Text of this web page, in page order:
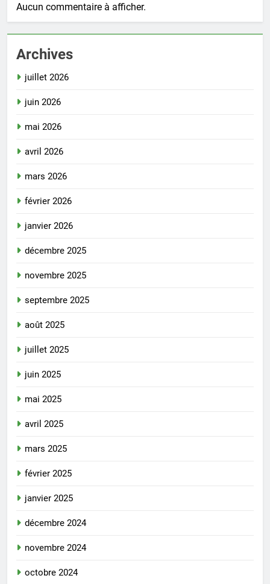
Aucun commentaire à afficher.
Archives
juillet 2026
juin 2026
mai 2026
avril 2026
mars 2026
février 2026
janvier 2026
décembre 2025
novembre 2025
septembre 2025
août 2025
juillet 2025
juin 2025
mai 2025
avril 2025
mars 2025
février 2025
janvier 2025
décembre 2024
novembre 2024
octobre 2024